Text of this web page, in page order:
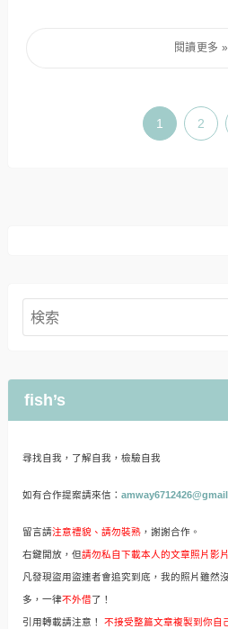
1 2
fish’s
尋找自我，了解自我，檢驗自我
如有合作提案請來信：
留言請注意禮貌、請勿裝熟，謝謝合作。
右鍵開放，但請勿私自下載本人的文章照片影片
凡發現盜用盜連者會追究到底，我的照片雖然
多，一律不外借了！
引用轉載請注意！ 不接受整篇文章複製到你自